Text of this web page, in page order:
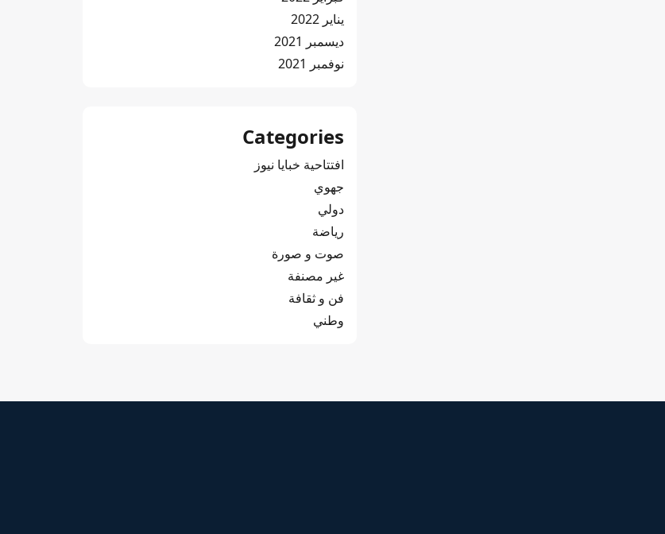
يناير 2022
ديسمبر 2021
نوفمبر 2021
Categories
افتتاحية خبايا نيوز
جهوي
دولي
رياضة
صوت و صورة
غير مصنفة
فن و ثقافة
وطني